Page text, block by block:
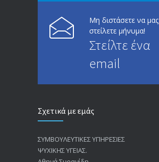
Μη διστάσετε να μας
στείλετε μήνυμα!
Στείλτε ένα
email
Σχετικά με εμάς
ΣΥΜΒΟΥΛΕΥΤΙΚΕΣ ΥΠΗΡΕΣΙΕΣ
ΨΥΧΙΚΗΣ ΥΓΕΙΑΣ.